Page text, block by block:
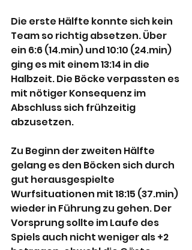
Die erste Hälfte konnte sich kein
Team so richtig absetzen. Über
ein 6:6 (14.min) und 10:10 (24.min)
ging es mit einem 13:14 in die
Halbzeit. Die Böcke verpassten es
mit nötiger Konsequenz im
Abschluss sich frühzeitig
abzusetzen.
Zu Beginn der zweiten Hälfte
gelang es den Böcken sich durch
gut herausgespielte
Wurfsituationen mit 18:15 (37.min)
wieder in Führung zu gehen. Der
Vorsprung sollte im Laufe des
Spiels auch nicht weniger als +2